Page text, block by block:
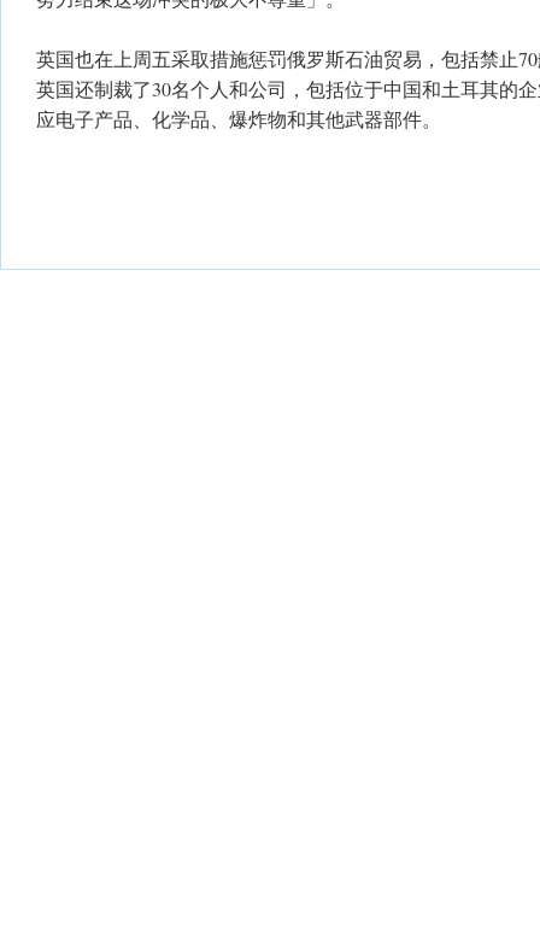
英国也在上周五采取措施惩罚俄罗斯石油贸易，包括禁止
英国还制裁了30名个人和公司，包括位于中国和土耳其的
应电子产品、化学品、爆炸物和其他武器部件。